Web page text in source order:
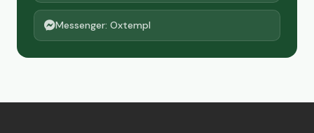
Messenger: Oxtempl